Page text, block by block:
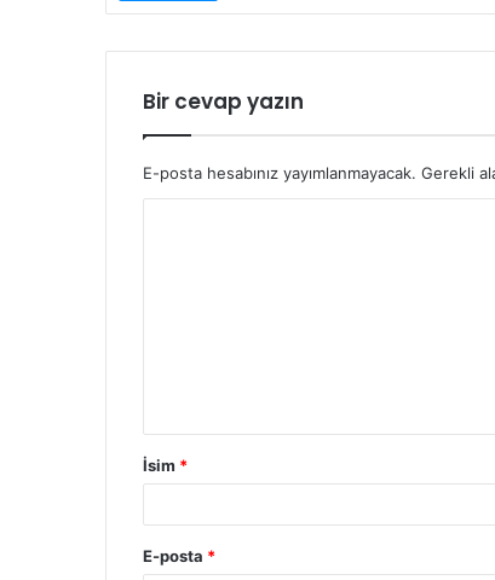
Bir cevap yazın
E-posta hesabınız yayımlanmayacak. Gerekli
İsim *
E-posta *